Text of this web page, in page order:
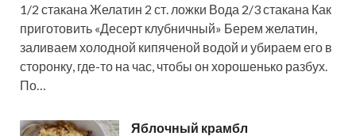
1/2 стакана Желатин 2 ст. ложки Вода 2/3 стакана Как
приготовить «Десерт клубничный» Берем желатин,
заливаем холодной кипяченой водой и убираем его в
сторонку, где-то на час, чтобы он хорошенько разбух.
По…
Яблочный крамбл